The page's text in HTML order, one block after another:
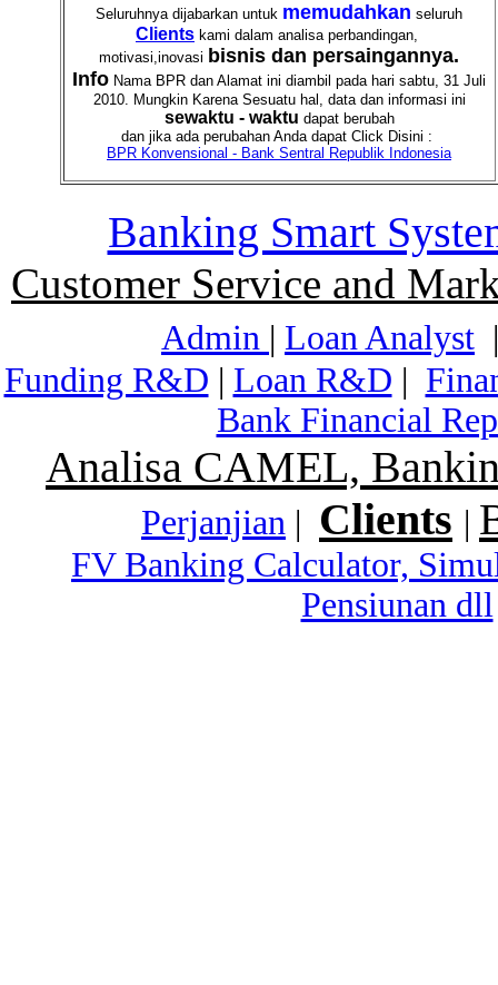
Seluruhnya dijabarkan untuk memudahkan seluruh
Clients kami dalam analisa perbandingan,
motivasi,inovasi bisnis dan persaingannya.
Info Nama BPR dan Alamat ini diambil pada hari sabtu, 31 Juli
2010. Mungkin Karena Sesuatu hal, data dan informasi ini
sewaktu - waktu dapat berubah
dan jika ada perubahan Anda dapat Click Disini :
BPR Konvensional - Bank Sentral Republik Indonesia
Banking Smart
Customer Service and
Admin | Loan Analyst
Funding R&D | Loan R&D |
Bank Financial
Analisa CAMEL,
Perjanjian | Clients |
FV Banking Calculator,
Pensiunan dll